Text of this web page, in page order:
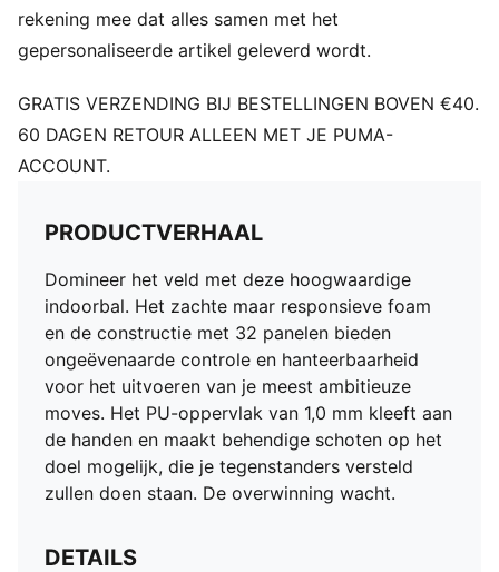
rekening mee dat alles samen met het
gepersonaliseerde artikel geleverd wordt.
GRATIS VERZENDING BIJ BESTELLINGEN BOVEN €40.
60 DAGEN RETOUR ALLEEN MET JE PUMA-
ACCOUNT.
PRODUCTVERHAAL
Domineer het veld met deze hoogwaardige
indoorbal. Het zachte maar responsieve foam
en de constructie met 32 panelen bieden
ongeëvenaarde controle en hanteerbaarheid
voor het uitvoeren van je meest ambitieuze
moves. Het PU-oppervlak van 1,0 mm kleeft aan
de handen en maakt behendige schoten op het
doel mogelijk, die je tegenstanders versteld
zullen doen staan. De overwinning wacht.
DETAILS